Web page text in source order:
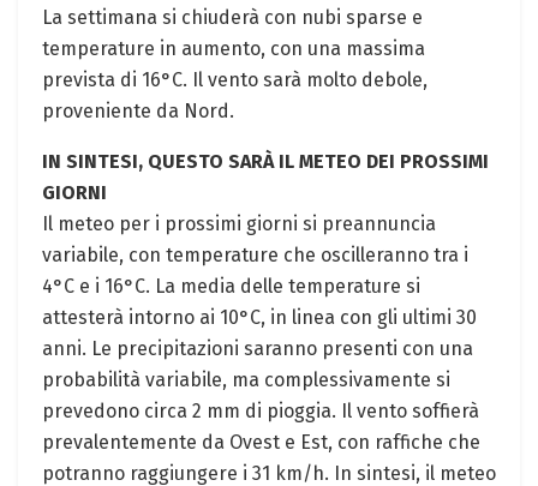
La settimana si chiuderà con nubi sparse e
temperature in aumento, con una massima
prevista di 16°C. Il vento sarà molto debole,
proveniente da Nord.
IN SINTESI, QUESTO SARÀ IL METEO DEI PROSSIMI
GIORNI
Il meteo per i prossimi giorni si preannuncia
variabile, con temperature che oscilleranno tra i
4°C e i 16°C. La media delle temperature si
attesterà intorno ai 10°C, in linea con gli ultimi 30
anni. Le precipitazioni saranno presenti con una
probabilità variabile, ma complessivamente si
prevedono circa 2 mm di pioggia. Il vento soffierà
prevalentemente da Ovest e Est, con raffiche che
potranno raggiungere i 31 km/h. In sintesi, il meteo